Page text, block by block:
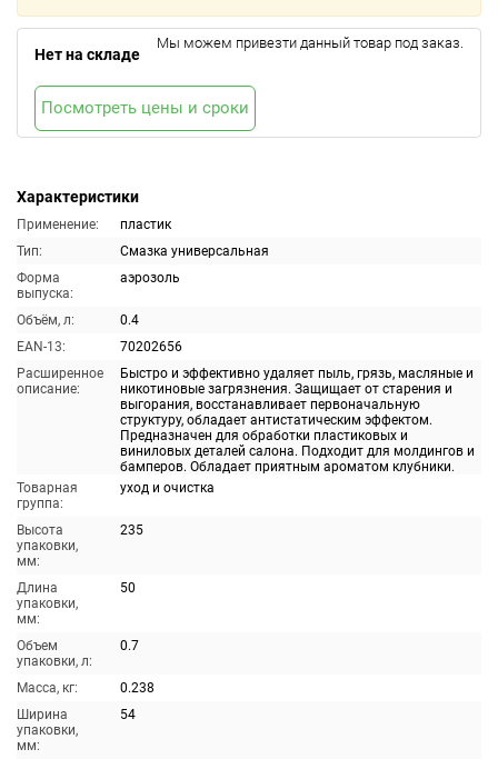
Характеристики
Применение:
пластик
Тип:
Смазка универсальная
Форма
выпуска:
аэрозоль
Объём, л:
0.4
EAN-13:
70202656
Расширенное
описание:
Быстро и эффективно удаляет пыль, грязь, масляные и
никотиновые загрязнения. Защищает от старения и
выгорания, восстанавливает первоначальную
структуру, обладает антистатическим эффектом.
Предназначен для обработки пластиковых и
виниловых деталей салона. Подходит для молдингов и
бамперов. Обладает приятным ароматом клубники.
Товарная
группа:
уход и очистка
Высота
упаковки,
мм:
235
Длина
упаковки,
мм:
50
Объем
упаковки, л:
0.7
Масса, кг:
0.238
Ширина
упаковки,
мм:
54
Нет на складе
Мы можем привезти данный товар под заказ.
Посмотреть цены и сроки